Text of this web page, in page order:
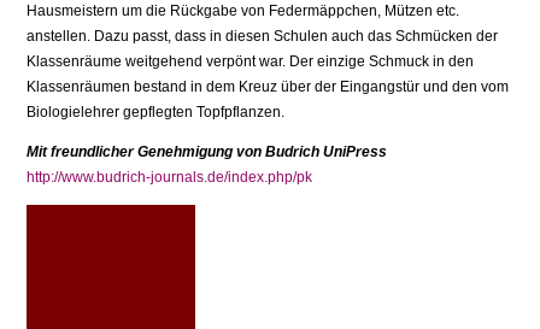
Hausmeistern um die Rückgabe von Federmäppchen, Mützen etc.
anstellen. Dazu passt, dass in diesen Schulen auch das Schmücken der
Klassenräume weitgehend verpönt war. Der einzige Schmuck in den
Klassen­räumen bestand in dem Kreuz über der Eingangstür und den vom
Biologielehrer gepflegten Topf­pflanzen.
Mit freundlicher Genehmigung von Budrich UniPress
http://www.budrich-journals.de/index.php/pk